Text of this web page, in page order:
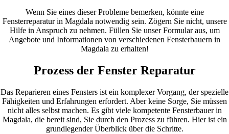
Wenn Sie eines dieser Probleme bemerken, könnte eine
Fensterreparatur in Magdala notwendig sein. Zögern Sie nicht, unsere
Hilfe in Anspruch zu nehmen. Füllen Sie unser Formular aus, um
Angebote und Informationen von verschiedenen Fensterbauern in
Magdala zu erhalten!
Prozess der Fenster Reparatur
Das Reparieren eines Fensters ist ein komplexer Vorgang, der spezielle
Fähigkeiten und Erfahrungen erfordert. Aber keine Sorge, Sie müssen
nicht alles selbst machen. Es gibt viele kompetente Fensterbauer in
Magdala, die bereit sind, Sie durch den Prozess zu führen. Hier ist ein
grundlegender Überblick über die Schritte.